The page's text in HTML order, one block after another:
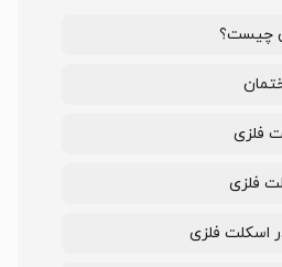
چیست؟
فلزی
فلزی
اسکلت فلزی